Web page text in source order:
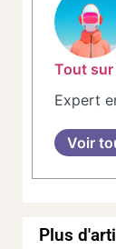
Tout sur
Expert
Voir
Plus